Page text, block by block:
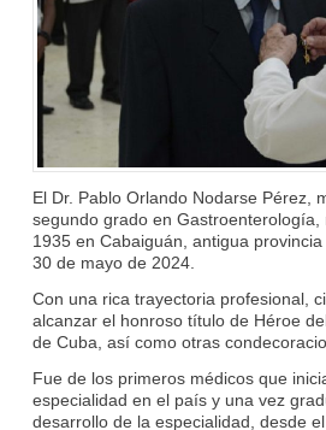
El Dr. Pablo Orlando Nodarse Pérez,
segundo grado en
1935 en Cabaiguán, antigua
30 de mayo de 2024.
Con una rica trayectoria profesional,
alcanzar el honroso título de Héroe
de Cuba, así como otras
Fue de los primeros médicos que
especialidad en el país y una vez
desarrollo de la especialidad, desde